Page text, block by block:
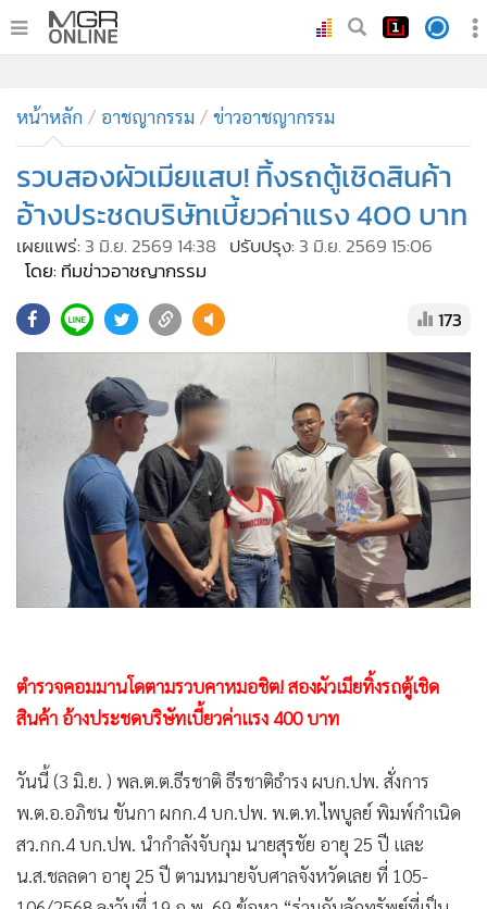
• ทันเหตุการณ์
• ภาคใต้
• ภูมิภาค
• Online Section
• บันเทิง
ผู้จัดการรายวัน
• คอลัมนิสต์
• ละคร
CbizReview
Cyber BIZ
•
ผู้จัดกวน
Good health & Well-being
Green Innovation & SD
Management & HR
MGR Live
• ท่องเที่ยว
• กีฬา
• Special Scoop
• เศรษฐกิจ-ธุรกิจ
• จีน
ชุมชน-คุณภาพชีวิต
หน้าหลัก
รวบสองผัวเมียแสบ! ทิ้งรถตู้เชิดสินค้า
อ้างประชดบริษัทเบี้ยวค่าแรง 400 บาท
เผยแพร่:3 มิ.ย. 2569 14:38ปรับปรุง:3 มิ.ย. 2569 15:06
โดย: ทีมข่าวอาชญากรรม
ตำรวจคอมมานโดตามรวบคาหมอชิต!
สองผัวเมียทิ้งรถตู้เชิด
สินค้า อ้างประชดบริษัทเบี้ยวค่าแรง 400 บาท
วันนี้ (3 มิ.ย. ) พล.ต.ต.ธีรชาติ ธีรชาติธำรง ผบก.ปพ. สั่งการ
พ.ต.อ.อภิชน ขันกา ผกก.4 บก.ปพ. พ.ต.ท.ไพบูลย์ พิมพ์กำเนิด
สว.กก.4 บก.ปพ. นำกำลังจับกุม นายสุรชัย อายุ 25 ปี และ
น.ส.ชลลดา อายุ 25 ปี ตามหมายจับศาลจังหวัดเลย ที่ 105-
106/2568 ลงวันที่ 19 ก.พ. 69 ข้อหา “ร่วมกันลักทรัพย์ที่เป็น